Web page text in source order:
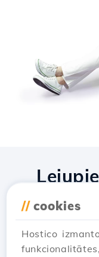
// cookies
Hostico